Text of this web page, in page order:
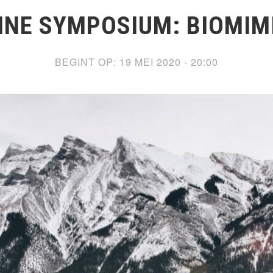
SYMPOSIUM:
BEGINT OP: 19 MEI 2020 - 20:00